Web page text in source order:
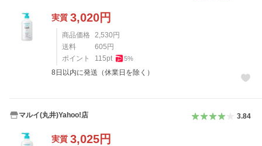
実質 3,020円
商品価格 2,530 円
送料
605 円
ポイント
115pt 5%
8日以内に発送（休業日を除く）
マルイ(丸井)Yahoo!店 3.84
実質 3,025円